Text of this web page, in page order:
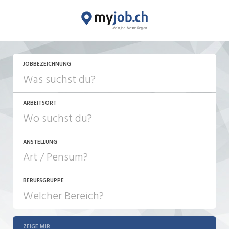
JOBBEZEICHNUNG
ARBEITSORT
ANSTELLUNG
JOB-TYP
Festanstellung
BERUFSGRUPPE
ZEIGE MIR